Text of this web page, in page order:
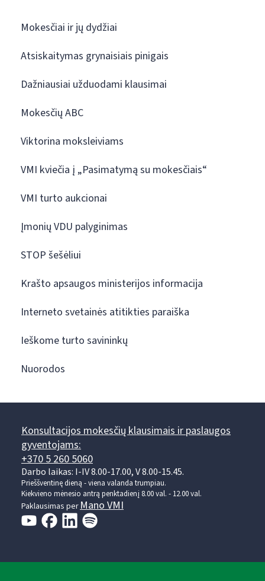
Mokesčiai ir jų dydžiai
Atsiskaitymas grynaisiais pinigais
Dažniausiai užduodami klausimai
Mokesčių ABC
Viktorina moksleiviams
VMI kviečia į „Pasimatymą su mokesčiais“
VMI turto aukcionai
Įmonių VDU palyginimas
STOP šešėliui
Krašto apsaugos ministerijos informacija
Interneto svetainės atitikties paraiška
Ieškome turto savininkų
Nuorodos
Konsultacijos mokesčių klausimais ir paslaugos
gyventojams:
+370 5 260 5060
Darbo laikas: I-IV 8.00-17.00, V 8.00-15.45.
Prieššventinę dieną - viena valanda trumpiau.
Kiekvieno mėnesio antrą penktadienį 8.00 val. - 12.00 val.
Paklausimas per Mano VMI